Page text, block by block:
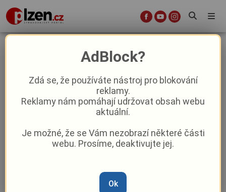
Kulturní tipy: co přinese čtvrtý
červencový víkend?
20. 7. 2023|16:00
AdBlock?
Zdá se, že používáte nástroj pro blokování
reklamy.
Reklamy nám pomáhají udržovat obsah webu
aktuální.
Je možné, že se Vám nezobrazí některé části
webu. Prosíme, deaktivujte jej.
Ok